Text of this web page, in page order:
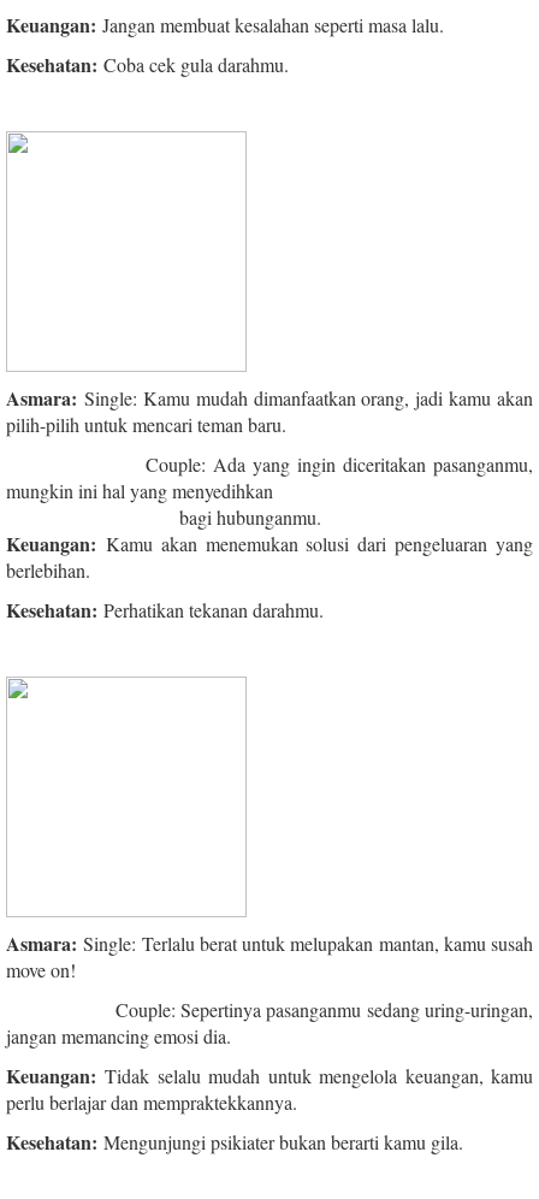
Keuangan: Jangan membuat kesalahan seperti masa lalu.
Kesehatan: Coba cek gula darahmu.
Asmara: Single: Kamu mudah dimanfaatkan orang, jadi kamu akan
pilih-pilih untuk mencari teman baru.
Couple: Ada yang ingin diceritakan pasanganmu,
mungkin ini hal yang menyedihkan
bagi hubunganmu.
Keuangan: Kamu akan menemukan solusi dari pengeluaran yang
berlebihan.
Kesehatan: Perhatikan tekanan darahmu.
Asmara: Single: Terlalu berat untuk melupakan mantan, kamu susah
move on!
Couple: Sepertinya pasanganmu sedang uring-uringan,
jangan memancing emosi dia.
Keuangan: Tidak selalu mudah untuk mengelola keuangan, kamu
perlu berlajar dan mempraktekkannya.
Kesehatan: Mengunjungi psikiater bukan berarti kamu gila.